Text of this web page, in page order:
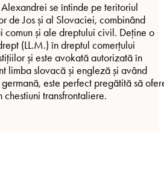
se întinde pe teritoriul
de Jos și al Slovaciei, combinând
comun și ale dreptului civil. Deține o
(LL.M.) în dreptul comerțului
și este avokată autorizată în
limba slovacă și engleză și având
este perfect pregătită să
transfrontaliere.